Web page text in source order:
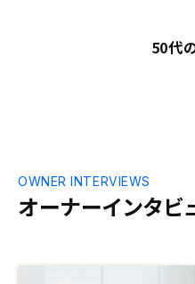
50代
オーナーインタビ
OWNER INTERVIEWS